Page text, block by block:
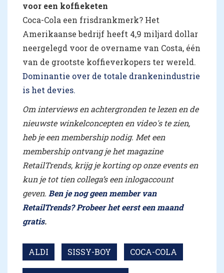
voor een koffieketen
Coca-Cola een frisdrankmerk? Het
Amerikaanse bedrijf heeft 4,9 miljard dollar
neergelegd voor de overname van Costa, één
van de grootste koffieverkopers ter wereld.
Dominantie over de totale drankenindustrie
is het devies.
Om interviews en achtergronden te lezen en de
nieuwste winkelconcepten en video's te zien,
heb je een membership nodig. Met een
membership ontvang je het magazine
RetailTrends, krijg je korting op onze events en
kun je tot tien collega’s een inlogaccount
geven. Ben je nog geen member van
RetailTrends? Probeer het eerst een maand
gratis.
ALDI SISSY-BOY COCA-COLA